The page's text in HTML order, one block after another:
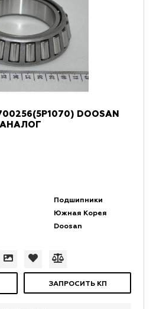
DOOSAN
АНАЛОГ
Подшипники
Южная Корея
Doosan
ЗАПРОСИТЬ КП